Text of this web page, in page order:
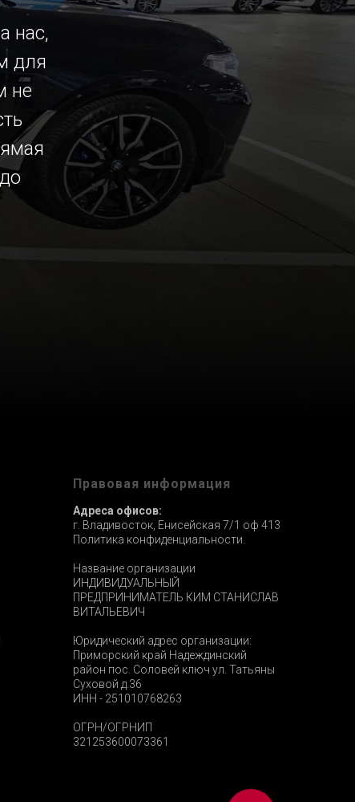
нас,
для
не
Правовая информация
Адреса офисов:
г. Владивосток, Енисейская 7/1 оф 413
Политика конфиденциальности.
Название организации
ИНДИВИДУАЛЬНЫЙ
ПРЕДПРИНИМАТЕЛЬ КИМ СТАНИСЛАВ
ВИТАЛЬЕВИЧ
Юридический адрес организации:
Приморский край Надеждинский
район пос. Соловей ключ ул. Татьяны
Суховой д.36
ИНН - 251010768263
ОГРН/ОГРНИП
321253600073361